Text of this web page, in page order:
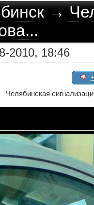
→
2010, 18:46
Челябинская